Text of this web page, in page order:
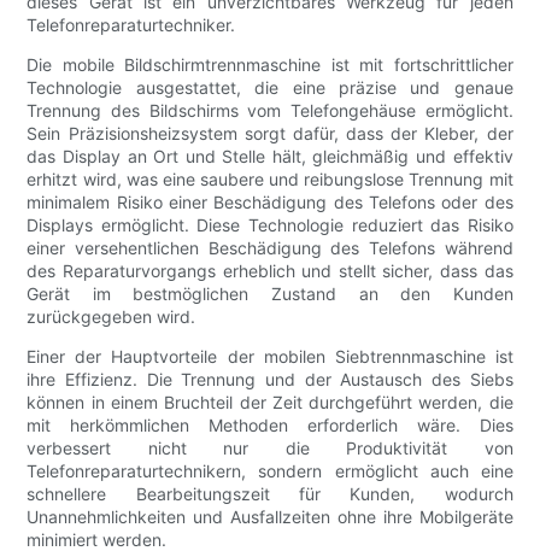
Telefonreparaturtechniker.
Die mobile Bildschirmtrennmaschine ist mit fortschrittlicher
Technologie ausgestattet, die eine präzise und genaue
Trennung des Bildschirms vom Telefongehäuse ermöglicht.
Sein Präzisionsheizsystem sorgt dafür, dass der Kleber, der
das Display an Ort und Stelle hält, gleichmäßig und effektiv
erhitzt wird, was eine saubere und reibungslose Trennung mit
minimalem Risiko einer Beschädigung des Telefons oder des
Displays ermöglicht. Diese Technologie reduziert das Risiko
einer versehentlichen Beschädigung des Telefons während
des Reparaturvorgangs erheblich und stellt sicher, dass das
Gerät im bestmöglichen Zustand an den Kunden
zurückgegeben wird.
Einer der Hauptvorteile der mobilen Siebtrennmaschine ist
ihre Effizienz. Die Trennung und der Austausch des Siebs
können in einem Bruchteil der Zeit durchgeführt werden, die
mit herkömmlichen Methoden erforderlich wäre. Dies
verbessert nicht nur die Produktivität von
Telefonreparaturtechnikern, sondern ermöglicht auch eine
schnellere Bearbeitungszeit für Kunden, wodurch
Unannehmlichkeiten und Ausfallzeiten ohne ihre Mobilgeräte
minimiert werden.